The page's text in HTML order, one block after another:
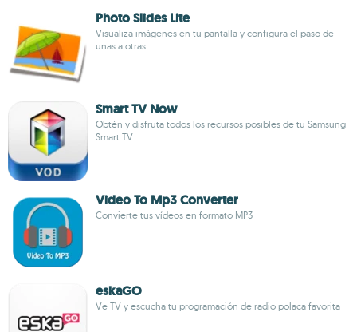
Photo Slides Lite
Visualiza imágenes en tu pantalla y configura el paso de
unas a otras
Smart TV Now
Obtén y disfruta todos los recursos posibles de tu Samsung
Smart TV
Video To Mp3 Converter
Convierte tus vídeos en formato MP3
eskaGO
Ve TV y escucha tu programación de radio polaca favorita